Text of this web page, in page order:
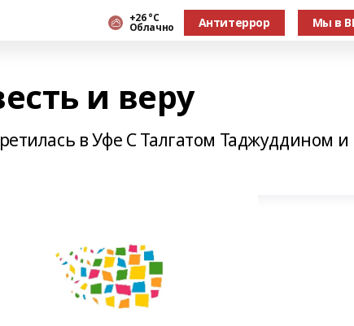
+26 °С
Облачно Антитеррор Мы в
и веру
в Уфе С Талгатом Таджуддином и